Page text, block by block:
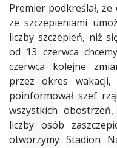
Premier podkreślał,
ze szczepieniami
liczby szczepień, niż
od 13 czerwca
czerwca kolejne
przez okres
poinformował szef
wszystkich
liczby osób
otworzymy Stadion